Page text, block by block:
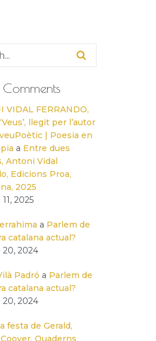
Comments
VIDAL FERRANDO,
llegit per l’autor
| Poesia en
a Entre dues
Antoni Vidal
Edicions Proa,
2025
2025
a Parlem de
catalana actual?
2024
Padró a Parlem de
catalana actual?
2024
festa de Gerald,
Quaderns